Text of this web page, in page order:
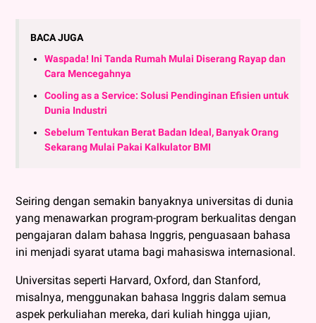
BACA JUGA
Waspada! Ini Tanda Rumah Mulai Diserang Rayap dan
Cara Mencegahnya
Cooling as a Service: Solusi Pendinginan Efisien untuk
Dunia Industri
Sebelum Tentukan Berat Badan Ideal, Banyak Orang
Sekarang Mulai Pakai Kalkulator BMI
Seiring dengan semakin banyaknya universitas di dunia
yang menawarkan program-program berkualitas dengan
pengajaran dalam bahasa Inggris, penguasaan bahasa
ini menjadi syarat utama bagi mahasiswa internasional.
Universitas seperti Harvard, Oxford, dan Stanford,
misalnya, menggunakan bahasa Inggris dalam semua
aspek perkuliahan mereka, dari kuliah hingga ujian,